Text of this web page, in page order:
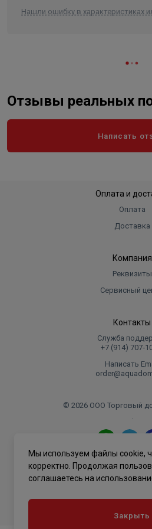
Нашли ошибку в характеристиках
Отзывы реальных
Написать
Оплата и
Оплата
Доставка
Компания
Реквизиты
Сервисный
Контакты
Служба
+7 (914)
Написать
© 2026 ООО Торговый
.
Политика
Мы используем файлы cookie,
корректно. Продолжая
соглашаетесь на
Закрыть